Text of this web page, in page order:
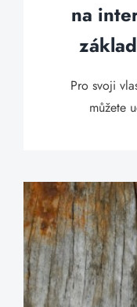
na
Pro svoji
můžete